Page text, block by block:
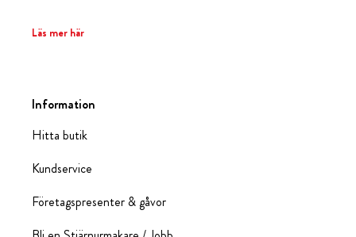
Läs mer här
Information
Hitta butik
Kundservice
Företagspresenter & gåvor